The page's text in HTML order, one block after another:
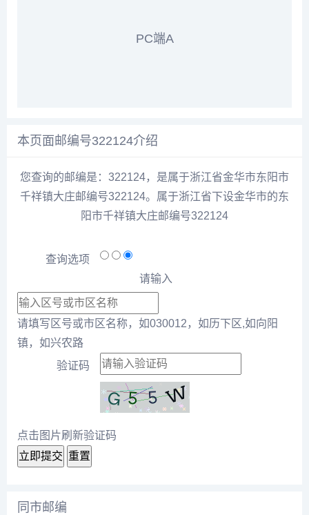
PC端A
本页面邮编号322124介绍
您查询的邮编是：322124，是属于浙江省金华市东阳市
千祥镇大庄邮编号322124。属于浙江省下设金华市的东
阳市千祥镇大庄邮编号322124
查询选项
请输入
请填写区号或市区名称，如030012，如历下区,如向阳
镇，如兴农路
验证码
点击图片刷新验证码
立即提交 重置
同市邮编